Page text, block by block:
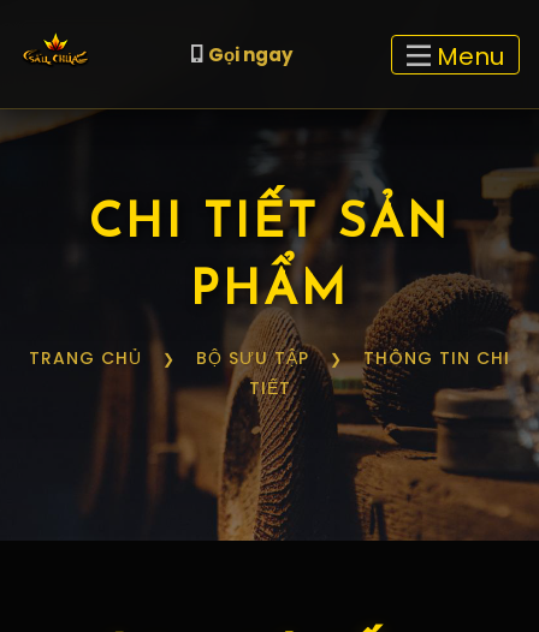
Gọi ngay Menu
CHI TIẾT SẢN
PHẨM
TRANG CHỦ ❯ BỘ SƯU TẬP ❯
THÔNG TIN CHI
TIẾT